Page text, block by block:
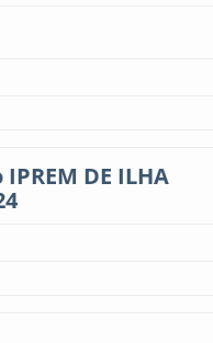
DE ILHA